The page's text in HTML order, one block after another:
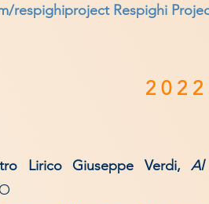
respighiprojectRespighi
2 0 2 2
Lirico Giuseppe Verdi,Al